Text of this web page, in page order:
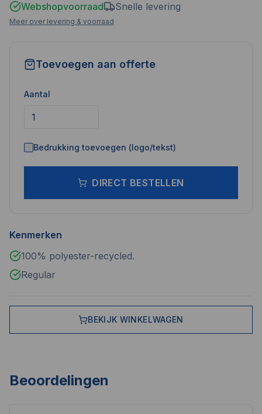
Webshopvoorraad Snelle levering
Meer over levering & voorraad
Toevoegen aan offerte
Aantal
Bedrukking toevoegen (logo/tekst)
DIRECT BESTELLEN
Kenmerken
100% polyester-recycled.
Regular
BEKIJK WINKELWAGEN
Beoordelingen